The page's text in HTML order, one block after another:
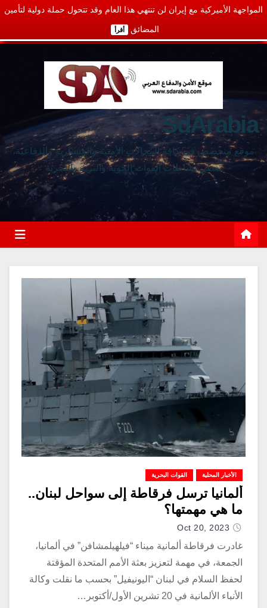
المواجهة الأميركية مع إيران لن تنتهي هذا العام وقد تتحول حملة دولية لتأمين
المضائق أقرأ
SdArabia
موقع متخصص في كافة المجالات الأمنية والعسكرية والدفاعية،
يغطي نشاطات القوات الجوية والبرية والبحرية
الأخبار المحلية القوات البحرية
ألمانيا ترسل فرقاطة إلى سواحل لبنان..
ما هي مهمتها؟
Oct 20, 2023
غادرت فرقاطة ألمانية ميناء “فيلهيلمشافن” في ألمانيا،
الجمعة، في مهمة لتعزيز بعثة الأمم المتحدة المؤقتة
لحفظ السلام في لبنان “اليونيفيل” بحسب ما نقلت وكالة
الأنباء الألمانية في 20 تشرين الأول/أكتوبر…